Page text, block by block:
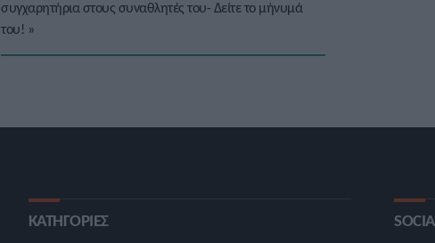
συγχαρητήρια στους συναθλητές του- Δείτε το μήνυμά
του! »
ΚΑΤΗΓΟΡΙΕΣ